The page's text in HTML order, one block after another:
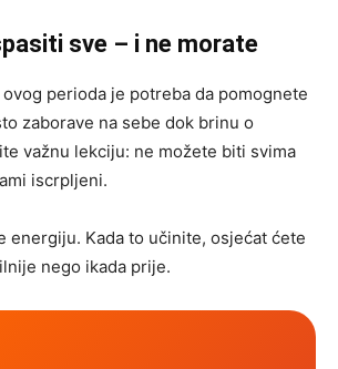
sve – i ne morate
perioda je potreba da pomognete
zaborave na sebe dok brinu o
važnu lekciju: ne možete biti svima
iscrpljeni.
energiju. Kada to učinite, osjećat ćete
nego ikada prije.